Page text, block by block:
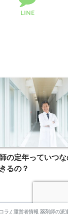
LINE
の定年っていつ
るの？
ラム運営者情報 薬剤師の派